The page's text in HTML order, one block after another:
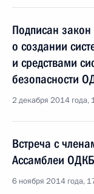
Подписан
о создании
и средствами
безопасности
2 декабря 2014 года,
Встреча с
Ассамблеи ОДКБ
6 ноября 2014 года,